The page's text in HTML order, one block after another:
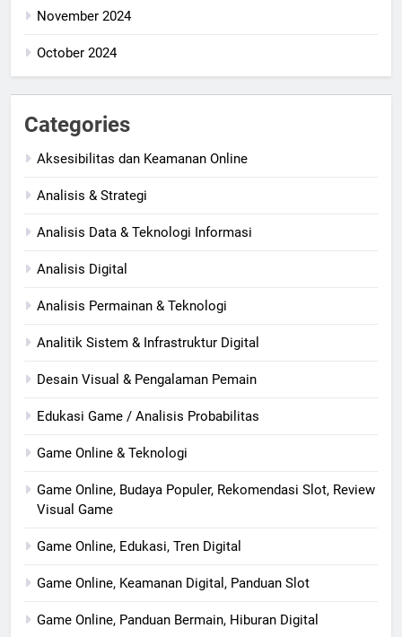
November 2024
October 2024
Categories
Aksesibilitas dan Keamanan Online
Analisis & Strategi
Analisis Data & Teknologi Informasi
Analisis Digital
Analisis Permainan & Teknologi
Analitik Sistem & Infrastruktur Digital
Desain Visual & Pengalaman Pemain
Edukasi Game / Analisis Probabilitas
Game Online & Teknologi
Game Online, Budaya Populer, Rekomendasi Slot, Review
Visual Game
Game Online, Edukasi, Tren Digital
Game Online, Keamanan Digital, Panduan Slot
Game Online, Panduan Bermain, Hiburan Digital